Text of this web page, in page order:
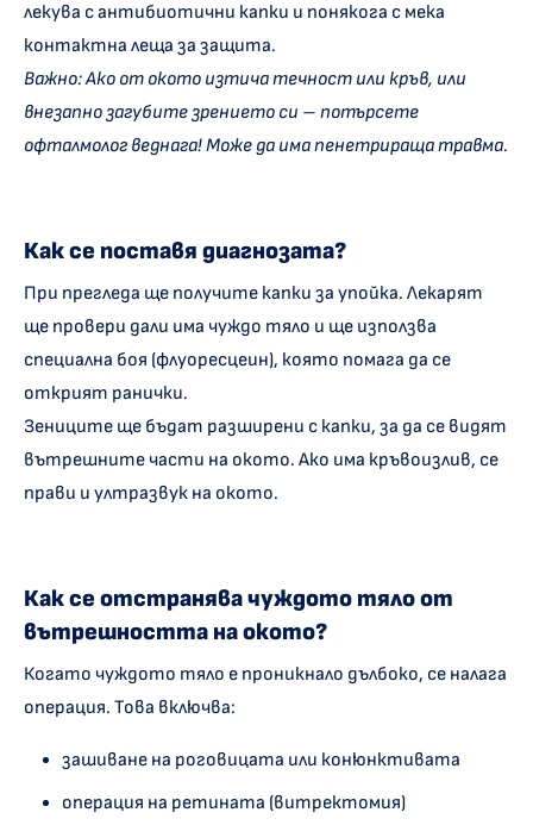
лекува с антибиотични капки и понякога с мека
контактна леща за защита.
Важно: Ако от окото изтича течност или кръв, или
внезапно загубите зрението си – потърсете
офталмолог веднага! Може да има пенетрираща травма.
Как се поставя диагнозата?
При прегледа ще получите капки за упойка. Лекарят
ще провери дали има чуждо тяло и ще използва
специална боя (флуоресцеин), която помага да се
открият ранички.
Зениците ще бъдат разширени с капки, за да се видят
вътрешните части на окото. Ако има кръвоизлив, се
прави и ултразвук на окото.
Как се отстранява чуждото тяло от
вътрешността на окото?
Когато чуждото тяло е проникнало дълбоко, се налага
операция. Това включва:
зашиване на роговицата или конюнктивата
операция на ретината (витректомия)